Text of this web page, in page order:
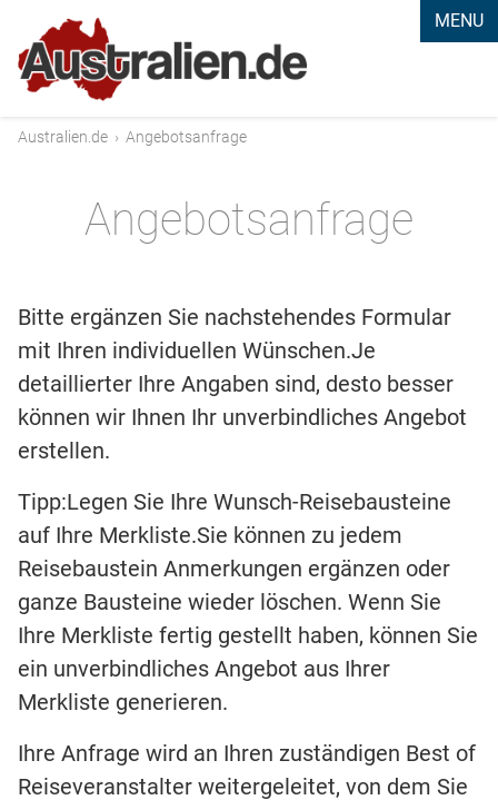
MENU
Australien.de › Angebotsanfrage
Angebotsanfrage
Bitte ergänzen Sie nachstehendes Formular
mit Ihren individuellen Wünschen.Je
detaillierter Ihre Angaben sind, desto besser
können wir Ihnen Ihr unverbindliches Angebot
erstellen.
Tipp:Legen Sie Ihre Wunsch-Reisebausteine
auf Ihre Merkliste.Sie können zu jedem
Reisebaustein Anmerkungen ergänzen oder
ganze Bausteine wieder löschen. Wenn Sie
Ihre Merkliste fertig gestellt haben, können Sie
ein unverbindliches Angebot aus Ihrer
Merkliste generieren.
Ihre Anfrage wird an Ihren zuständigen Best of
Reiseveranstalter weitergeleitet, von dem Sie